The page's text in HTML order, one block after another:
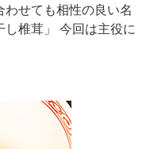
せても相性の良い名
椎茸」 今回は主役に